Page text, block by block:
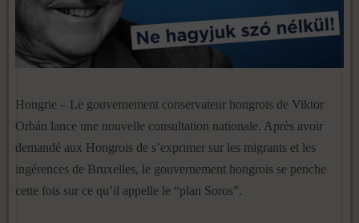
Hongrie – Le gouvernement conservateur hongrois de Viktor
Orbán lance une nouvelle consultation nationale. Après avoir
demandé aux Hongrois de s’exprimer sur les migrants et les
ingérences de Bruxelles, le gouvernement hongrois se penche
cette fois sur ce qu’il appelle le “plan Soros”.